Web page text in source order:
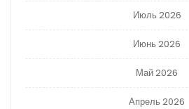
Июль 2026
Июнь 2026
Май 2026
Апрель 2026